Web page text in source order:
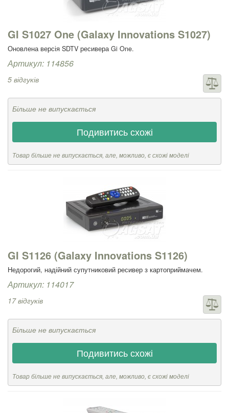
GI S1027 One (Galaxy Innovations S1027)
Оновлена версія SDTV ресивера Gi One.
Артикул: 114856
5 відгуків
Більше не випускається
Подивитись схожі
Товар більше не випускається, але, можливо, є схожі моделі
GI S1126 (Galaxy Innovations S1126)
Недорогий, надійний супутниковий ресивер з картоприймачем.
Артикул: 114017
17 відгуків
Більше не випускається
Подивитись схожі
Товар більше не випускається, але, можливо, є схожі моделі